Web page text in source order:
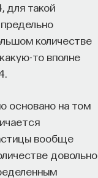
для такой
количестве
то вполне
основано на том
вообще
довольно